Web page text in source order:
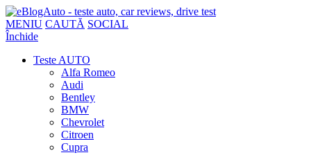
MENIU CAUTĂ SOCIAL
Închide
Teste AUTO
Alfa Romeo
Audi
Bentley
BMW
Chevrolet
Citroen
Cupra